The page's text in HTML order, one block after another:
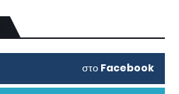
στο Facebook